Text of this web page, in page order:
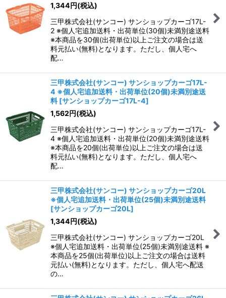
1,344円(税込)
三甲株式会社(サンコー) サンショップカーゴ17L-
2 ※個人宅追加送料・出荷単位(30個)未満別途送料
※本商品を30個(出荷単位)以上ご注文の場合は送
料元払い(無料)となります。ただし、個人宅へ
配…
三甲株式会社(サンコー) サンショップカーゴ17L-
4 ※個人宅追加送料・出荷単位(20個)未満別途送
料 [サンショップカーゴ17L-4]
1,562円(税込)
三甲株式会社(サンコー) サンショップカーゴ17L-
4 ※個人宅追加送料・出荷単位(20個)未満別途送料
※本商品を20個(出荷単位)以上ご注文の場合は送
料元払い(無料)となります。ただし、個人宅へ
配…
三甲株式会社(サンコー) サンショップカーゴ20L
※個人宅追加送料・出荷単位(25個)未満別途送料
[サンショップカーゴ20L]
1,344円(税込)
三甲株式会社(サンコー) サンショップカーゴ20L
※個人宅追加送料・出荷単位(25個)未満別途送料 ※
本商品を25個(出荷単位)以上ご注文の場合は送料
元払い(無料)となります。ただし、個人宅へ配送
の…